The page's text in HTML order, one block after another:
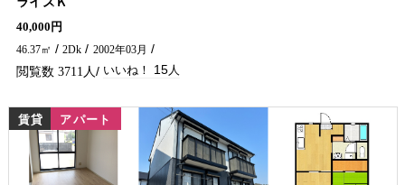
＼初期費用お得なキャンペーン中／敷金・礼金・仲介手数料0円でご入居できます！ 静かな住環境で、快適な暮らしを叶える賃貸アパートです♪ 周辺にはコンビニ・小学校が近くにあります。 おすすめポイントはまず収納たっぷり、全室フローリング、そしてインターネット無料付です！ 初めての一人暮らしの方からファミリーまで幅広い方におすすめ♪ 延岡市でアパートをお探しなら、五ヶ瀬不動産にお問い合わせください！！
40,000円
46.37㎡
2Dk 2002年03月
3711 15
賃貸 アパート